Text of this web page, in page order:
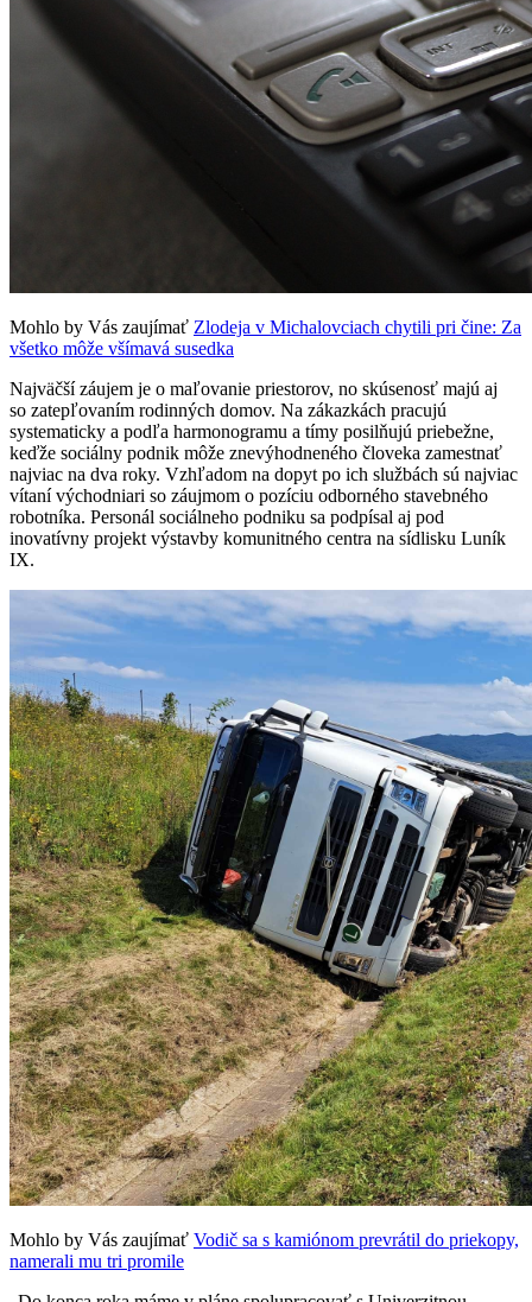
Mohlo by Vás zaujímať Zlodeja v Michalovciach chytili pri čine: Za
všetko môže všímavá susedka
Najväčší záujem je o maľovanie priestorov, no skúsenosť majú aj
so zatepľovaním rodinných domov. Na zákazkách pracujú
systematicky a podľa harmonogramu a tímy posilňujú priebežne,
keďže sociálny podnik môže znevýhodneného človeka zamestnať
najviac na dva roky. Vzhľadom na dopyt po ich službách sú najviac
vítaní východniari so záujmom o pozíciu odborného stavebného
robotníka. Personál sociálneho podniku sa podpísal aj pod
inovatívny projekt výstavby komunitného centra na sídlisku Luník
IX.
Mohlo by Vás zaujímať Vodič sa s kamiónom prevrátil do priekopy,
namerali mu tri promile